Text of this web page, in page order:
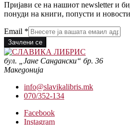
Пријави се на нашиот newsletter и
понуди на книги, попусти и
Email *
Зачлени се
бул. „Јане Сандански“ бр. 36
Македонија
info@slavikalibris.mk
070/352-134
Facebook
Instagram